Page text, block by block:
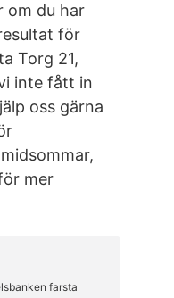
om du har
för
Torg 21,
inte fått in
oss gärna
mer